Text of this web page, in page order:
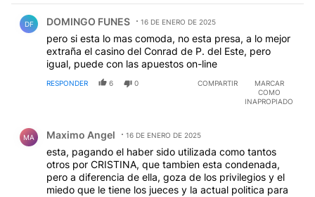
DF DOMINGO FUNES 16 DE ENERO DE 2025
pero si esta lo mas comoda, no esta presa, a lo mejor
extraña el casino del Conrad de P. del Este, pero
igual, puede con las apuestos on-line
RESPONDER 6 0 COMPARTIR
MARCAR
COMO
INAPROPIADO
MA Maximo Angel 16 DE ENERO DE 2025
esta, pagando el haber sido utilizada como tantos
otros por CRISTINA, que tambien esta condenada,
pero a diferencia de ella, goza de los privilegios y el
miedo que le tiene los jueces y la actual politica para